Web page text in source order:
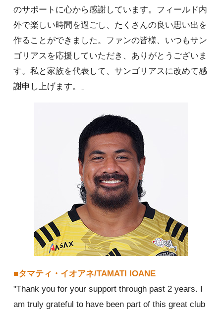
のサポートに心から感謝しています。フィールド内
外で楽しい時間を過ごし、たくさんの良い思い出を
作ることができました。ファンの皆様、いつもサン
ゴリアスを応援していただき、ありがとうございま
す。私と家族を代表して、サンゴリアスに改めて感
謝申し上げます。」
■タマティ・イオアネ/TAMATI IOANE
"Thank you for your support through past 2 years. I
am truly grateful to have been part of this great club